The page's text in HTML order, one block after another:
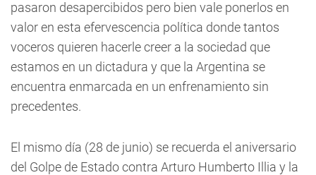
pasaron desapercibidos pero bien vale ponerlos en
valor en esta efervescencia política donde tantos
voceros quieren hacerle creer a la sociedad que
estamos en un dictadura y que la Argentina se
encuentra enmarcada en un enfrenamiento sin
precedentes.
El mismo día (28 de junio) se recuerda el aniversario
del Golpe de Estado contra Arturo Humberto Illia y la